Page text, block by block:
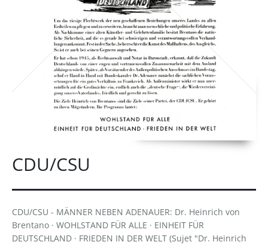
CDU/CSU
CDU/CSU - MÄNNER NEBEN ADENAUER: Dr. Heinrich von
Brentano · WOHLSTAND FÜR ALLE · EINHEIT FÜR
DEUTSCHLAND · FRIEDEN IN DER WELT (Sujet "Dr. Heinrich